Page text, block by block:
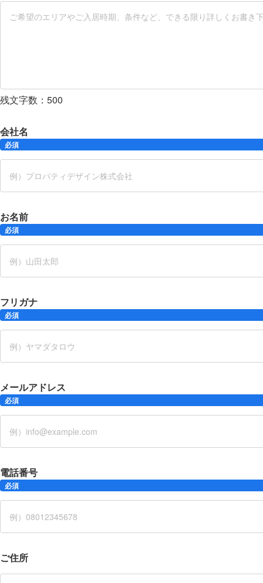
残文字数： 500
会社名
必須
お名前
必須
フリガナ
必須
メールアドレス
必須
電話番号
必須
ご住所